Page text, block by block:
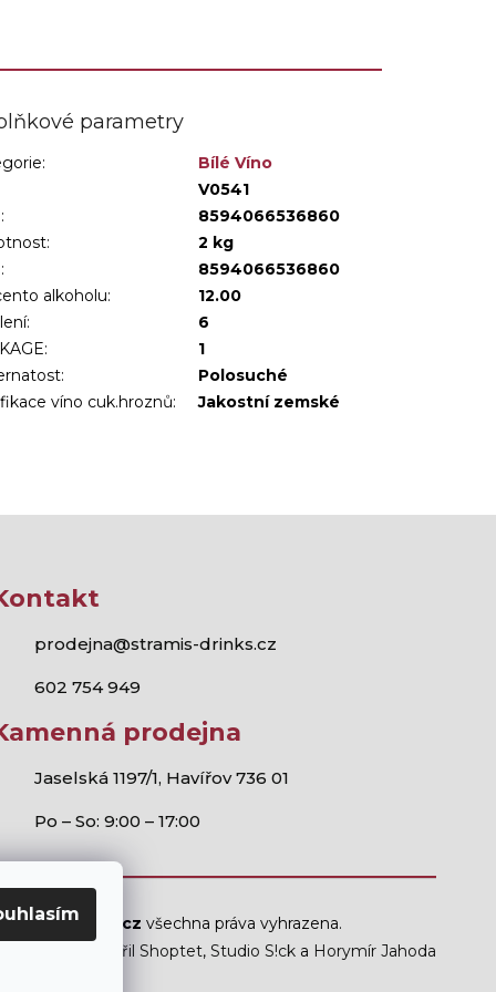
parametry
:
Bílé Víno
V0541
8594066536860
:
2 kg
:
8594066536860
alkoholu:
12.00
:
6
:
1
:
Polosuché
víno cuk.hroznů: Jakostní zemské
prodejna@stramis-drinks.cz
602 754 949
prodejna
Jaselská 1197/1, Havířov 736 01
Po – So: 9:00 – 17:00
Stramis.cz všechna práva vyhrazena.
Vytvořil Shoptet,Studio S!ck a Horymír Jahoda